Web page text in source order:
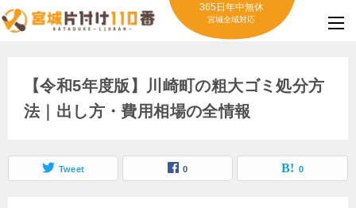
365日年中無休
宮城全域対応
【令和5年度版】川崎町の粗大ゴミ処分方
法｜出し方・費用相場の全情報
Tweet 0 0